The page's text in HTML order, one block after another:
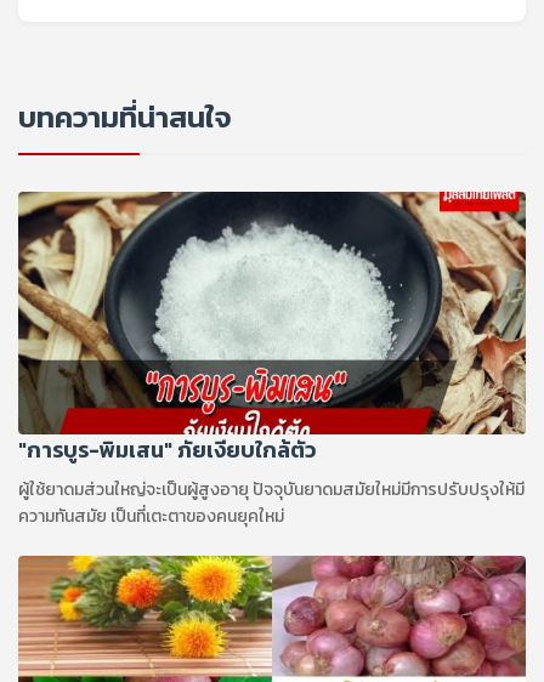
บทความที่น่าสนใจ
"การบูร-พิมเสน" ภัยเงียบใกล้ตัว
ผู้ใช้ยาดมส่วนใหญ่จะเป็นผู้สูงอายุ ปัจจุบันยาดมสมัยใหม่มีการปรับปรุงให้มี
ความทันสมัย เป็นที่เตะตาของคนยุคใหม่